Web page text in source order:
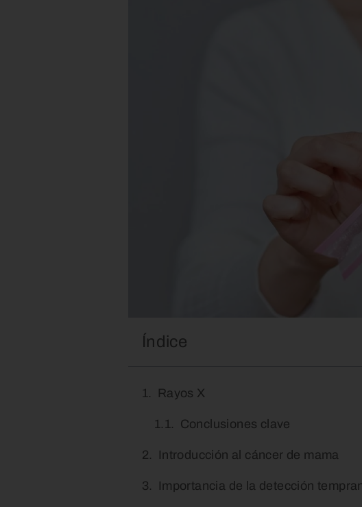
Índice
Rayos X
Conclusiones clave
Introducción al cáncer de mama
Importancia de la detección